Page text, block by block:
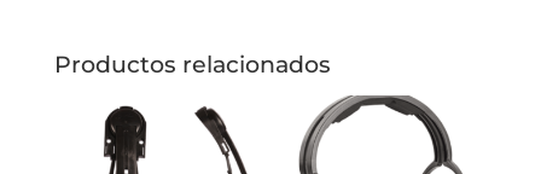
Productos relacionados